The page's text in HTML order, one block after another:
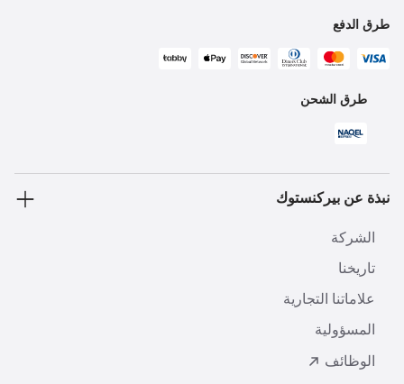
طرق الدفع
طرق الشحن
نبذة عن بيركنستوك
الشركة
تاريخنا
علاماتنا التجارية
المسؤولية
الوظائف